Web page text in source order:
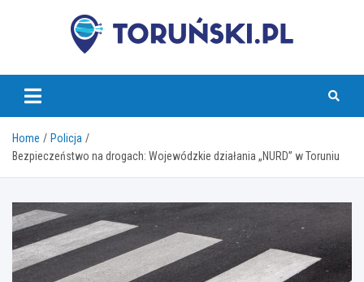
torunski.pl
Home
Policja
Bezpieczeństwo na drogach: Wojewódzkie działania „NURD” w Toruniu